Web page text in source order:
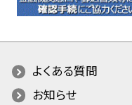
よくある質問
お知らせ